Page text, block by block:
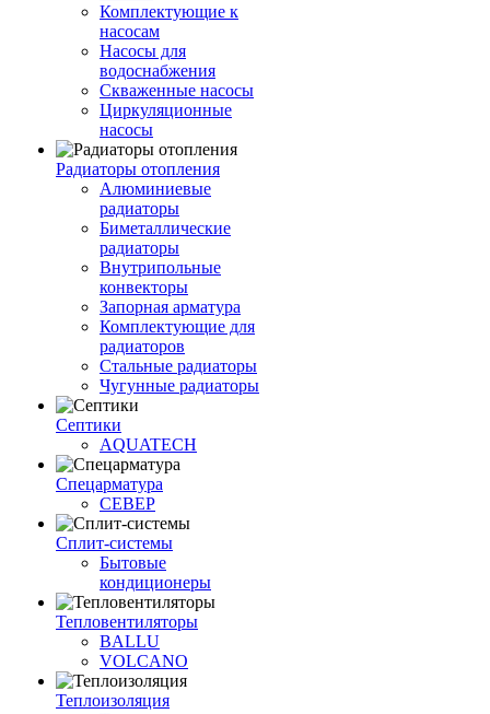
Комплектующие к
насосам
Насосы для
водоснабжения
Скваженные насосы
Циркуляционные
насосы
Радиаторы отопления
Алюминиевые
радиаторы
Биметаллические
радиаторы
Внутрипольные
конвекторы
Запорная арматура
Комплектующие для
радиаторов
Стальные радиаторы
Чугунные радиаторы
Септики
AQUATECH
Спецарматура
СЕВЕР
Сплит-системы
Бытовые
кондиционеры
Тепловентиляторы
BALLU
VOLCANO
Теплоизоляция